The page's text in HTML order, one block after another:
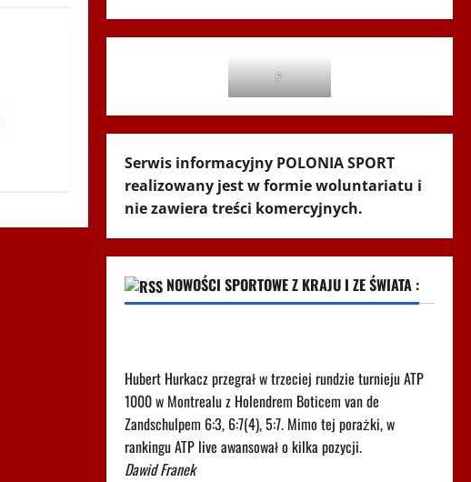
P
Serwis informacyjny POLONIA SPORT
realizowany jest w formie woluntariatu i
nie zawiera treści komercyjnych.
NOWOŚCI SPORTOWE Z KRAJU I ZE ŚWIATA :
Hubert Hurkacz przegrał w trzeciej rundzie turnieju ATP
1000 w Montrealu z Holendrem Boticem van de
Zandschulpem 6:3, 6:7(4), 5:7. Mimo tej porażki, w
rankingu ATP live awansował o kilka pozycji.
Dawid Franek